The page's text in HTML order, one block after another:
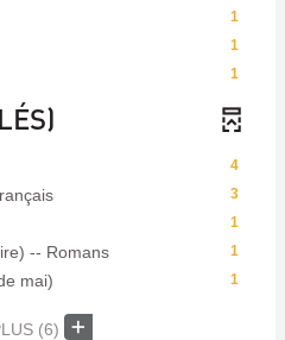
1
1
1
4
3
1
1
-- Romans
1
mai)
(6)